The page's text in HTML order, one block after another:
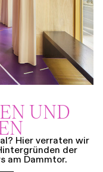
UND
Hier verraten wir
der
am Dammtor.